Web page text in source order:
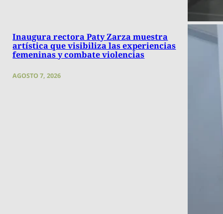
Inaugura rectora Paty Zarza muestra
artística que visibiliza las experiencias
femeninas y combate violencias
AGOSTO 7, 2026